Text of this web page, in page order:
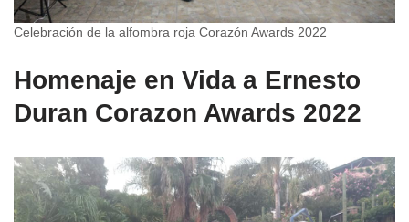
Celebración de la alfombra roja Corazón Awards 2022
Homenaje en Vida a Ernesto
Duran Corazon Awards 2022